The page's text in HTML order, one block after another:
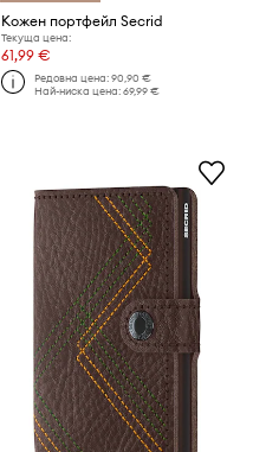
Кожен портфейл Secrid
Текуща цена:
61,99 €
Редовна цена:90,90 €
Най-ниска цена:69,99 €